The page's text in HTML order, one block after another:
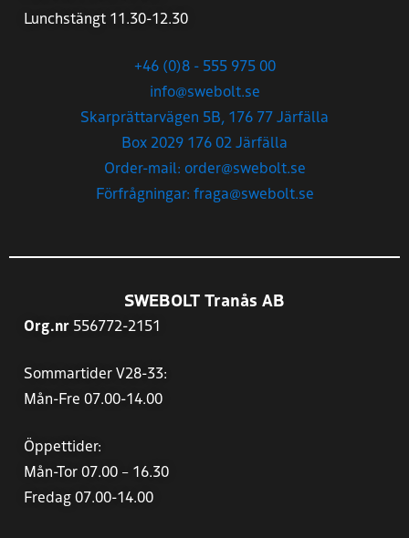
Lunchstängt 11.30-12.30
+46 (0)8 - 555 975 00
info@swebolt.se
Skarprättarvägen 5B, 176 77 Järfälla
Box 2029 176 02 Järfälla
Order-mail: order@swebolt.se
Förfrågningar: fraga@swebolt.se
SWEBOLT Tranås AB
Org.nr 556772-2151
Sommartider V28-33:
Mån-Fre 07.00-14.00
Öppettider:
Mån-Tor 07.00 – 16.30
Fredag 07.00-14.00